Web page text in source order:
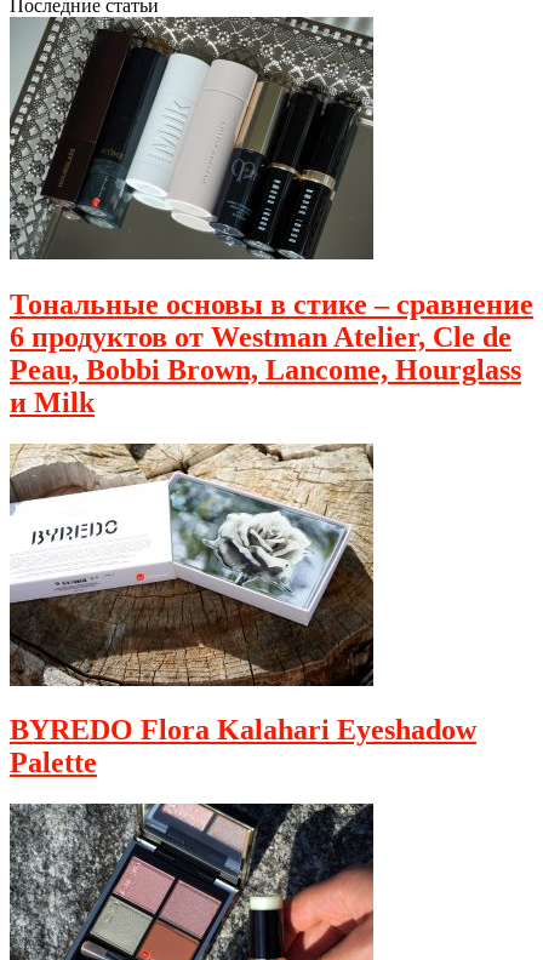
Последние статьи
Тональные основы в стике – сравнение
6 продуктов от Westman Atelier, Cle de
Peau, Bobbi Brown, Lancome, Hourglass
и Milk
BYREDO Flora Kalahari Eyeshadow
Palette